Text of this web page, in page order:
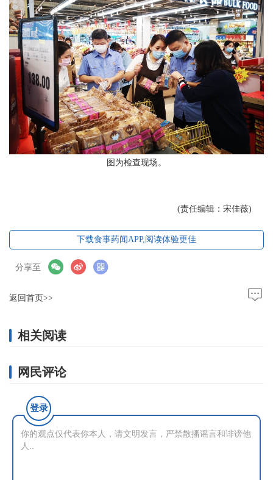
图为检查现场。
(责任编辑：宋佳薇)
下载食事药闻APP,阅读体验更佳
分享至
返回首页>>
相关阅读
网民评论
登录